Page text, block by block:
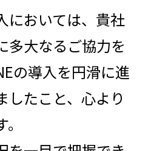
においては、貴社
多大なるご協力を
の導入を円滑に進
したこと、心より